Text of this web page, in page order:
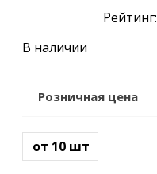
Рейтинг:
В наличии
Розничная цена
от 10 шт